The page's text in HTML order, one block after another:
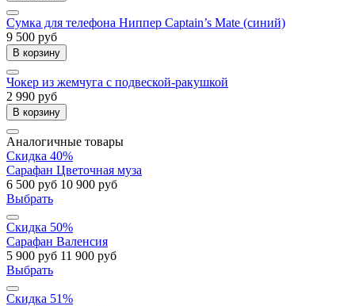
Сумка для телефона Ниппер Captain’s Mate (синий)
9 500 руб
В корзину
Чокер из жемчуга с подвеской-ракушкой
2 990 руб
В корзину
Аналогичные товары
Скидка 40%
Сарафан Цветочная муза
6 500 руб 10 900 руб
Выбрать
Скидка 50%
Сарафан Валенсия
5 900 руб 11 900 руб
Выбрать
Скидка 51%